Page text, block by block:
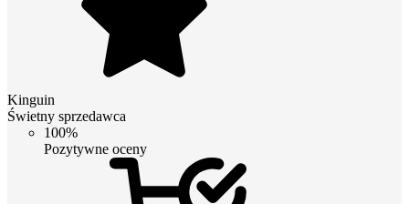
Kinguin
Świetny sprzedawca
100%
Pozytywne oceny